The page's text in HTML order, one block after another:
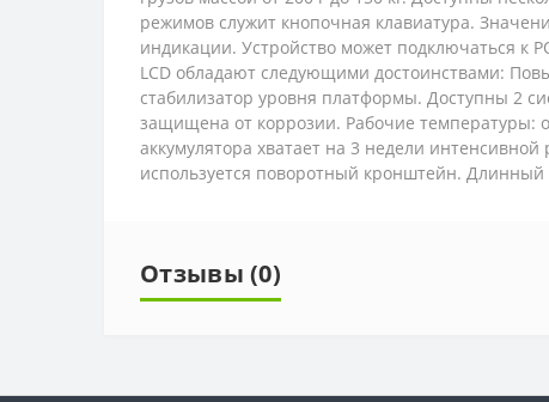
режимов служит кнопочная клавиатура.
индикации. Устройство может подключаться к
LCD обладают следующими достоинствами:
стабилизатор уровня платформы. Доступны 2
защищена от коррозии. Рабочие температуры:
аккумулятора хватает на 3 недели
используется поворотный кронштейн. Длинный
Отзывы (0)